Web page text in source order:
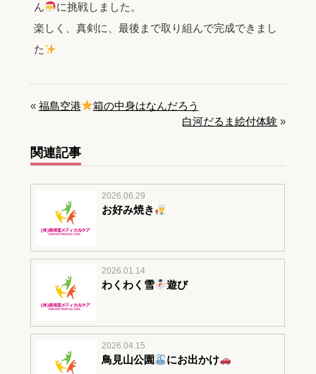
ん
に挑戦しました。
楽しく、真剣に、最後まで取り組んで完成できまし
た
« 福島空港
箱の中身はなんだろう
白河だるま絵付体験 »
関連記事
2026.06.29
お好み焼き
2026.01.14
わくわく雪 遊び
2026.04.15
鳥見山公園 にお出かけ